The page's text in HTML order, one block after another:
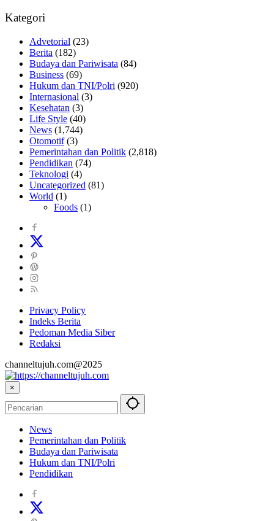
Kategori
Advetorial (23)
Berita (182)
Budaya dan Pariwisata (84)
Business (69)
Hukum dan TNI/Polri (920)
Internasional (3)
Kesehatan (3)
Life Style (40)
News (1,744)
Otomotif(3)
Pemerintahan dan Politik (2,818)
Pendidikan (74)
Teknologi (4)
Uncategorized (81)
World (1)
Foods (1)
Privacy Policy
Indeks Berita
Pedoman Media Siber
Redaksi
channeltujuh.com@2025
×
News
Pemerintahan dan Politik
Budaya dan Pariwisata
Hukum dan TNI/Polri
Pendidikan